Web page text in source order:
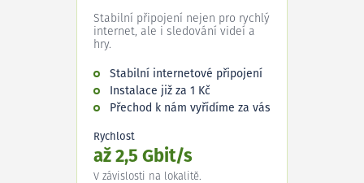
Stabilní připojení nejen pro rychlý
internet, ale i sledování videí a
hry.
Stabilní internetové připojení
Instalace již za 1 Kč
Přechod k nám vyřídíme za vás
Rychlost
až 2,5 Gbit/s
V závislosti na lokalitě.